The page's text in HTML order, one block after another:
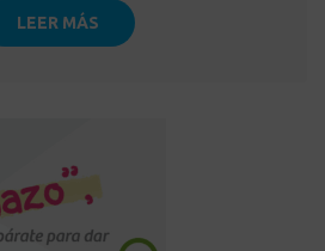
LEER MÁS